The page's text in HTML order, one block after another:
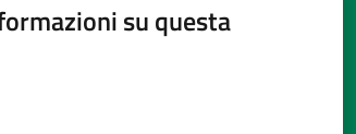
su questa